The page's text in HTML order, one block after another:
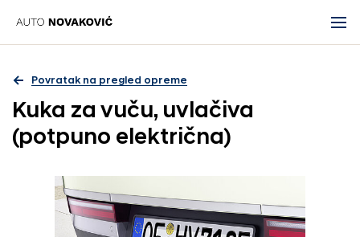
Povratak na pregled opreme
Kuka za vuču, uvlačiva
(potpuno električna)